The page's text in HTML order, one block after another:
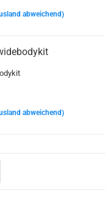
abweichend)
abweichend)